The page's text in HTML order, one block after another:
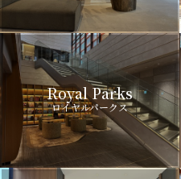
Royal Parks
ロイヤルパークス